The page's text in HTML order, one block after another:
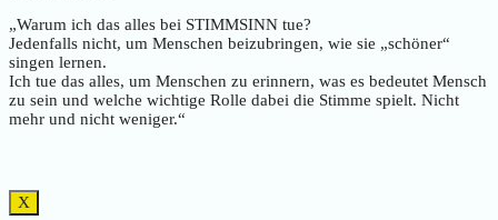
„Warum ich das alles bei STIMMSINN tue?
Jedenfalls nicht, um Menschen beizubringen, wie sie „schöner“
singen lernen.
Ich tue das alles, um Menschen zu erinnern, was es bedeutet Mensch
zu sein und welche wichtige Rolle dabei die Stimme spielt. Nicht
mehr und nicht weniger.“
X